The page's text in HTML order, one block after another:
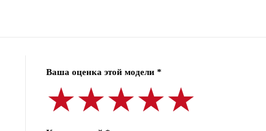
Ваша оценка этой модели *
★★★★★
★★★★★
★★★★★